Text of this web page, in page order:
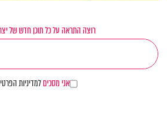
רוצה התראה על כל תוכן חדש של
אני מסכיםלמדיניות